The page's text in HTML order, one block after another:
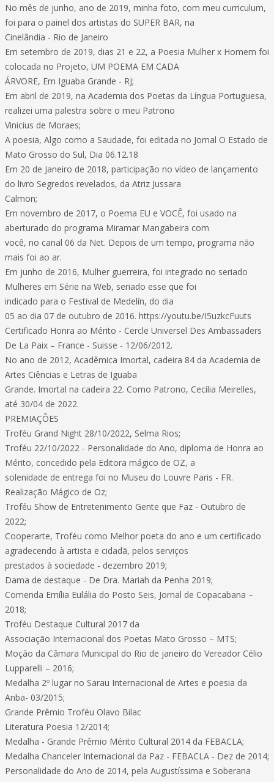
No mês de junho, ano de 2019, minha foto, com meu curriculum,
foi para o painel dos artistas do SUPER BAR, na
Cinelândia - Rio de Janeiro
Em setembro de 2019, dias 21 e 22, a Poesia Mulher x Homem foi
colocada no Projeto, UM POEMA EM CADA
ÁRVORE, Em Iguaba Grande - RJ;
Em abril de 2019, na Academia dos Poetas da Língua Portuguesa,
realizei uma palestra sobre o meu Patrono
Vinicius de Moraes;
A poesia, Algo como a Saudade, foi editada no Jornal O Estado de
Mato Grosso do Sul, Dia 06.12.18
Em 20 de Janeiro de 2018, participação no vídeo de lançamento
do livro Segredos revelados, da Atriz Jussara
Calmon;
Em novembro de 2017, o Poema EU e VOCÊ, foi usado na
aberturado do programa Miramar Mangabeira com
você, no canal 06 da Net. Depois de um tempo, programa não
mais foi ao ar.
Em junho de 2016, Mulher guerreira, foi integrado no seriado
Mulheres em Série na Web, seriado esse que foi
indicado para o Festival de Medelín, do dia
05 ao dia 07 de outubro de 2016. https://youtu.be/I5uzkcFuuts
Certificado Honra ao Mérito - Cercle Universel Des Ambassaders
De La Paix – France - Suisse - 12/06/2012.
No ano de 2012, Acadêmica Imortal, cadeira 84 da Academia de
Artes Ciências e Letras de Iguaba
Grande. Imortal na cadeira 22. Como Patrono, Cecília Meirelles,
até 30/04 de 2022.
PREMIAÇÕES
Troféu Grand Night 28/10/2022, Selma Rios;
Troféu 22/10/2022 - Personalidade do Ano, diploma de Honra ao
Mérito, concedido pela Editora mágico de OZ, a
solenidade de entrega foi no Museu do Louvre Paris - FR.
Realização Mágico de Oz;
Troféu Show de Entretenimento Gente que Faz - Outubro de
2022;
Cooperarte, Troféu como Melhor poeta do ano e um certificado
agradecendo à artista e cidadã, pelos serviços
prestados à sociedade - dezembro 2019;
Dama de destaque - De Dra. Mariah da Penha 2019;
Comenda Emília Eulália do Posto Seis, Jornal de Copacabana –
2018;
Troféu Destaque Cultural 2017 da
Associação Internacional dos Poetas Mato Grosso – MTS;
Moção da Câmara Municipal do Rio de janeiro do Vereador Célio
Lupparelli – 2016;
Medalha 2º lugar no Sarau Internacional de Artes e poesia da
Anba- 03/2015;
Grande Prêmio Troféu Olavo Bilac
Literatura Poesia 12/2014;
Medalha - Grande Prêmio Mérito Cultural 2014 da FEBACLA;
Medalha Chanceler Internacional da Paz - FEBACLA - Dez de 2014;
Personalidade do Ano de 2014, pela Augustíssima e Soberana